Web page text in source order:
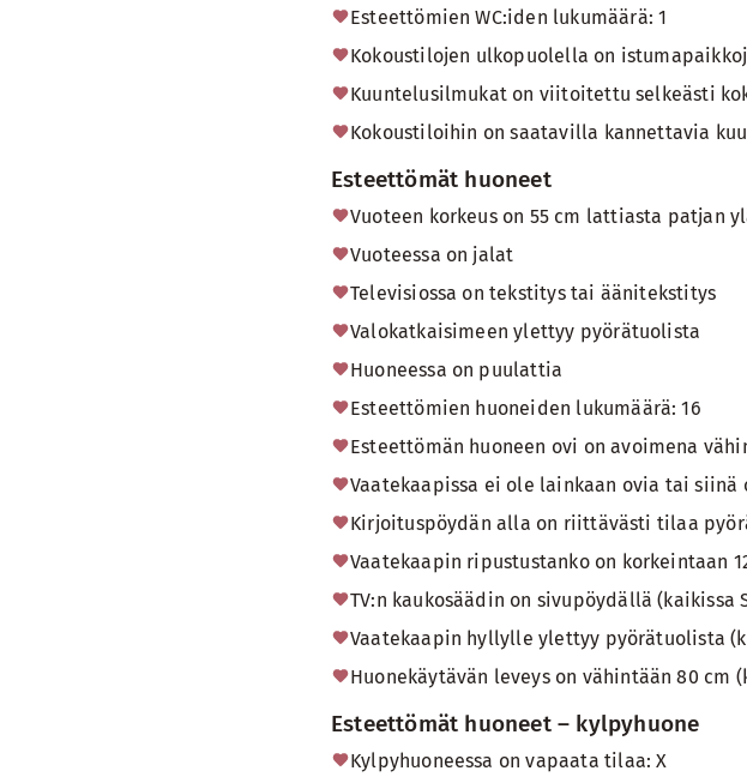
Esteettömien WC:iden lukumäärä: 1
Kokoustilojen ulkopuolella on
Kuuntelusilmukat on viitoitettu selkeästi
Kokoustiloihin on saatavilla kannettavia
Esteettömät huoneet
Vuoteen korkeus on 55 cm lattiasta patjan
Vuoteessa on jalat
Televisiossa on tekstitys tai äänitekstitys
Valokatkaisimeen ylettyy pyörätuolista
Huoneessa on puulattia
Esteettömien huoneiden lukumäärä: 16
Esteettömän huoneen ovi on avoimena
Vaatekaapissa ei ole lainkaan ovia tai siinä
Kirjoituspöydän alla on riittävästi tilaa
Vaatekaapin ripustustanko on korkeintaan
TV:n kaukosäädin on sivupöydällä (kaikissa
Vaatekaapin hyllylle ylettyy pyörätuolista
Huonekäytävän leveys on vähintään 80 cm
Esteettömät huoneet – kylpyhuone
Kylpyhuoneessa on vapaata tilaa: X